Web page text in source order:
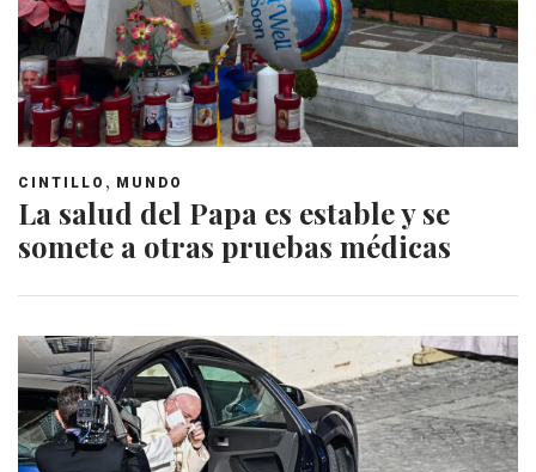
CINTILLO , MUNDO
La salud del Papa es estable y se
somete a otras pruebas médicas